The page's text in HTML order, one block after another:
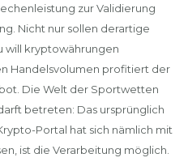
zur Validierung
Nicht nur sollen derartige
will kryptowährungen
Handelsvolumen profitiert der
Die Welt der Sportwetten
betreten: Das ursprünglich
Portal hat sich nämlich mit
ist die Verarbeitung möglich.